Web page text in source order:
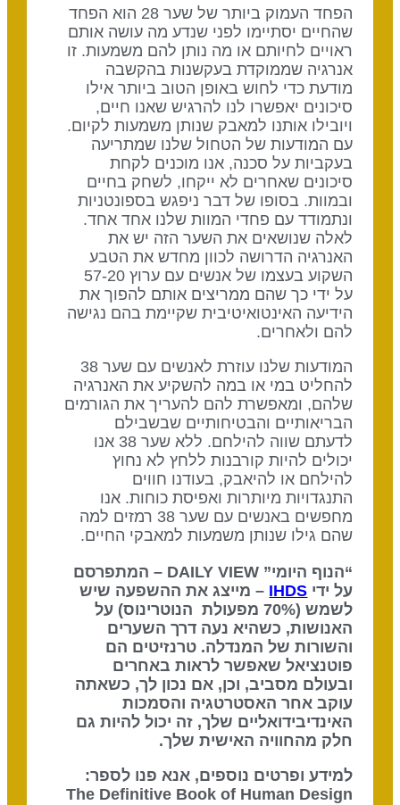
הפחד העמוק ביותר של שער 28 הוא הפחד
שהחיים יסתיימו לפני שנדע מה עושה אותם
ראויים לחיותם או מה נותן להם משמעות. זו
אנרגיה שממוקדת בעקשנות בהקשבה
מודעת כדי לחוש באופן הטוב ביותר אילו
סיכונים יאפשרו לנו להרגיש שאנו חיים,
ויובילו אותנו למאבק שנותן משמעות לקיום.
עם המודעות של הטחול שלנו שמתריעה
בעקביות על סכנה, אנו מוכנים לקחת
סיכונים שאחרים לא ייקחו, לשחק בחיים
ובמוות. בסופו של דבר ניפגש בספונטניות
ונתמודד עם פחדי המוות שלנו אחד אחד.
לאלה שנושאים את השער הזה יש את
האנרגיה הדרושה לכוון מחדש את הטבע
השקוע בעצמו של אנשים עם ערוץ 57-20
על ידי כך שהם ממריצים אותם להפוך את
הידיעה האינטואיטיבית שקיימת בהם נגישה
להם ולאחרים.
המודעות שלנו עוזרת לאנשים עם שער 38
להחליט במי או במה להשקיע את האנרגיה
שלהם, ומאפשרת להם להעריך את הגורמים
הבריאותיים והבטיחותיים שבשבילם
לדעתם שווה להילחם. ללא שער 38 אנו
יכולים להיות קורבנות ללחץ לא נחוץ
להילחם או להיאבק, בעודנו חווים
התנגדויות מיותרות ואפיסת כוחות. אנו
מחפשים באנשים עם שער 38 רמזים למה
שהם גילו שנותן משמעות למאבקי החיים.
“הנוף היומי” DAILY VIEW – המתפרסם
על ידיIHDS – מייצג את ההשפעה שיש
לשמש (70% מפעולת הנוטרינוס) על
האנושות, כשהיא נעה דרך השערים
והשורות של המנדלה. טרנזיטים הם
פוטנציאל שאפשר לראות באחרים
ובעולם מסביב, וכן, אם נכון לך, כשאתה
עוקב אחר האסטרטגיה והסמכות
האינדיבידואליים שלך, זה יכול להיות גם
חלק מהחוויה האישית שלך.
למידע ופרטים נוספים, אנא פנו לספר:
The Definitive Book of Human Design